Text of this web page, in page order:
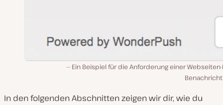
Ein Beispiel für die Anforderung einer Webseiten-
In den folgenden Abschnitten zeigen wir dir, wie du